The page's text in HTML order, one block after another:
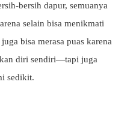
bersih dapur, semuanya
selain bisa menikmati
bisa merasa puas karena
diri sendiri—tapi juga
sedikit.